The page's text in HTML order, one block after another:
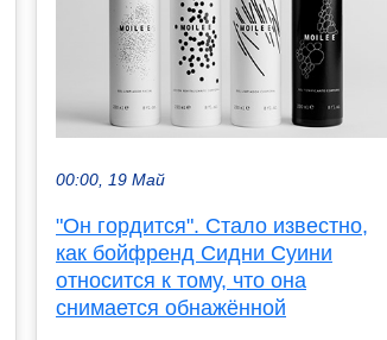
00:00, 19 Май
"Он гордится". Стало известно,
как бойфренд Сидни Суини
относится к тому, что она
снимается обнажённой